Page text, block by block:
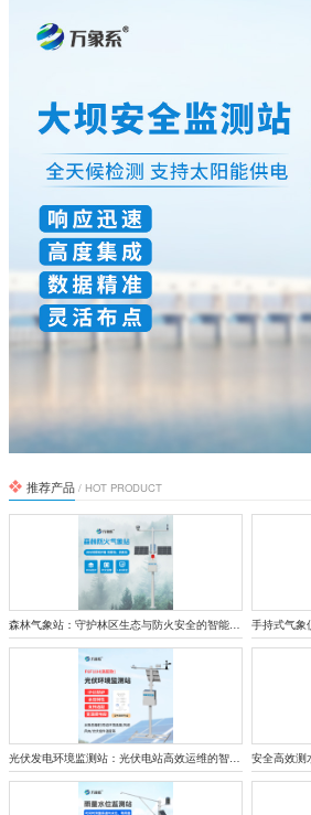
推荐产品 / HOT PRODUCT
森林气象站：守护林区生态与防火安全的智能监测屏障